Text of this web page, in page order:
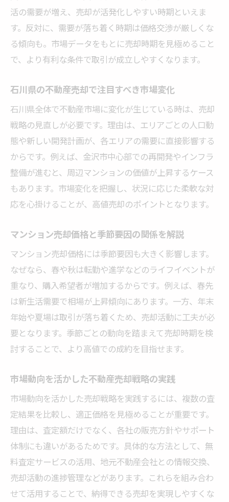
活の需要が増え、売却が活発化しやすい時期といえま
す。反対に、需要が落ち着く時期は価格交渉が厳しくな
る傾向も。市場データをもとに売却時期を見極めること
で、より有利な条件で取引が成立しやすくなります。
石川県の不動産売却で注目すべき市場変化
石川県全体で不動産市場に変化が生じている時は、売却
戦略の見直しが必要です。理由は、エリアごとの人口動
態や新しい開発計画が、各エリアの需要に直接影響する
からです。例えば、金沢市中心部での再開発やインフラ
整備が進むと、周辺マンションの価値が上昇するケース
もあります。市場変化を把握し、状況に応じた柔軟な対
応を心掛けることが、高値売却のポイントとなります。
マンション売却価格と季節要因の関係を解説
マンション売却価格には季節要因も大きく影響します。
なぜなら、春や秋は転勤や進学などのライフイベントが
重なり、購入希望者が増加するからです。例えば、春先
は新生活需要で相場が上昇傾向にあります。一方、年末
年始や夏場は取引が落ち着くため、売却活動に工夫が必
要となります。季節ごとの動向を踏まえて売却時期を検
討することで、より高値での成約を目指せます。
市場動向を活かした不動産売却戦略の実践
市場動向を活かした売却戦略を実践するには、複数の査
定結果を比較し、適正価格を見極めることが重要です。
理由は、査定額だけでなく、各社の販売方針やサポート
体制にも違いがあるためです。具体的な方法として、無
料査定サービスの活用、地元不動産会社との情報交換、
売却活動の進捗管理などがあります。これらを組み合わ
せて活用することで、納得できる売却を実現しやすくな